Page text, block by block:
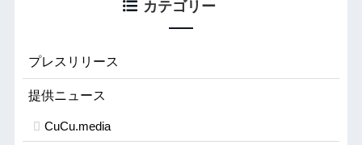
カテゴリー
プレスリリース
提供ニュース
CuCu.media